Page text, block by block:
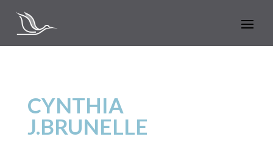
CYNTHIA
J.BRUNELLE